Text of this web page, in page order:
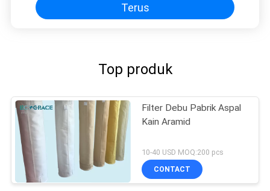
Terus
Top produk
Filter Debu Pabrik Aspal
Kain Aramid
10-40 USD MOQ:200 pcs
CONTACT